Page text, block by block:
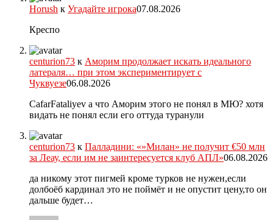
Horush к Угадайте игрока07.08.2026
Креспо
centurion73 к Аморим продолжает искать идеального
латераля… при этом экспериментирует с
Чуквуезе06.08.2026
CafarFataliyev а что Аморим этого не понял в МЮ? хотя
видать не понял если его оттуда туранули
centurion73 к Палладини: «»Милан» не получит €50 млн
за Леау, если им не заинтересуется клуб АПЛ»06.08.2026
да никому этот пигмей кроме турков не нужен,если
долбоёб кардинал это не поймёт и не опустит цену,то он
дальше будет…